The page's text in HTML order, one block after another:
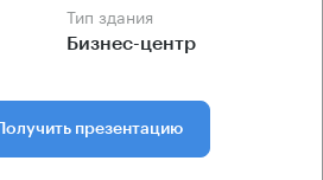
Тип здания
Бизнес-центр
презентацию